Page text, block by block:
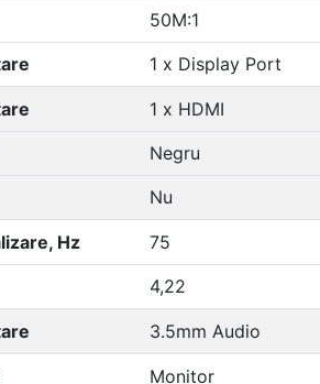
50M:1
1 x Display Port
1 x HDMI
Negru
Nu
Hz
75
4,22
3.5mm Audio
Monitor